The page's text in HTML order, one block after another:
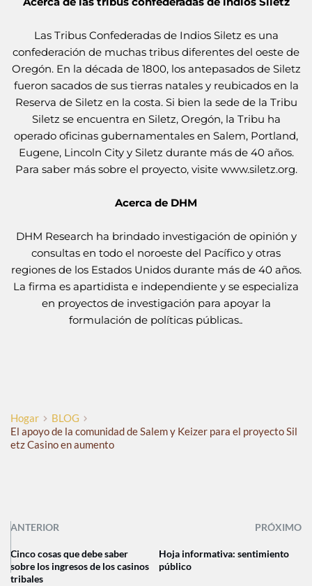
Las Tribus Confederadas de Indios Siletz es una
confederación de muchas tribus diferentes del oeste de
Oregón. En la década de 1800, los antepasados de Siletz
fueron sacados de sus tierras natales y reubicados en la
Reserva de Siletz en la costa. Si bien la sede de la Tribu
Siletz se encuentra en Siletz, Oregón, la Tribu ha
operado oficinas gubernamentales en Salem, Portland,
Eugene, Lincoln City y Siletz durante más de 40 años.
Para saber más sobre el proyecto, visite www.siletz.org.
Acerca de DHM
DHM Research ha brindado investigación de opinión y
consultas en todo el noroeste del Pacífico y otras
regiones de los Estados Unidos durante más de 40 años.
La firma es apartidista e independiente y se especializa
en proyectos de investigación para apoyar la
formulación de políticas públicas..
Hogar
BLOG
El apoyo de la comunidad de Salem y Keizer para el proyecto Sil
etz Casino en aumento
ANTERIOR PRÓXIMO
Cinco cosas que debe saber
sobre los ingresos de los casinos
tribales
Hoja informativa: sentimiento
público